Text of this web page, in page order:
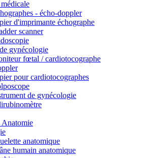
- écho-doppler
d'imprimante échographe
scanner
gynécologie
fœtal / cardiotocographe
pour cardiotocographes
de gynécologie
Anatomie
anatomique
humain anatomique